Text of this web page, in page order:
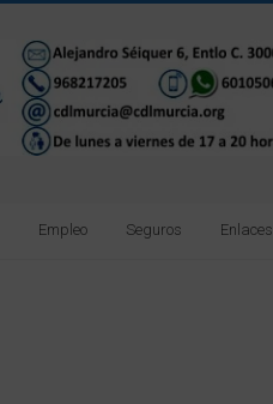
Empleo Seguros Enlaces